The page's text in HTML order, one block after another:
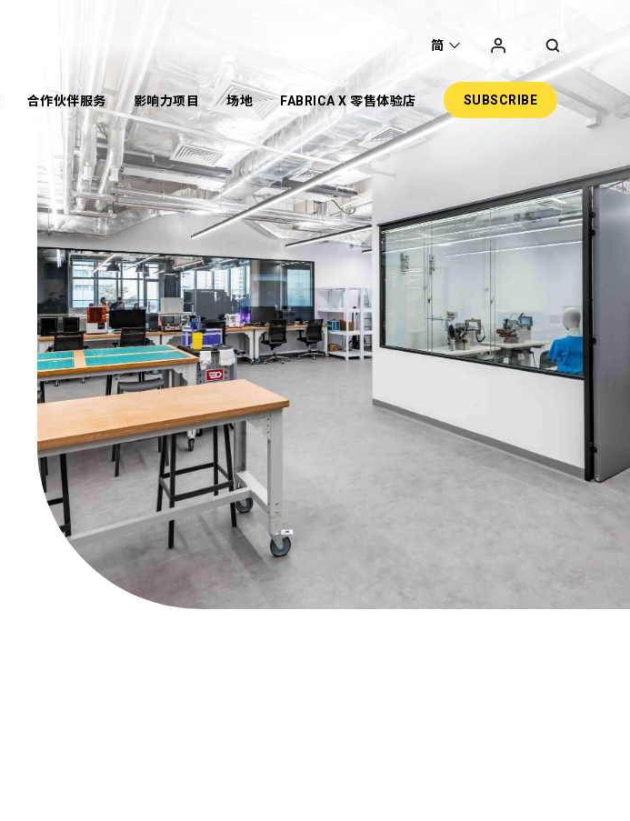
合作伙伴服务
企业服务
学校服务
个案分享
影响力项目
南丰作坊暨中央圣
马丁学院创新奖
未来创造者奖
全球变革奖
InnoWelltors’ Day
Techstyle for
Social Good 比赛
场地
共享工作空间
活动场地
原型制作空间
共享工作空间
活动场地
FABRICA X 零售体验店
主题项目
网上商店 零售
SUBSCRIBE
简